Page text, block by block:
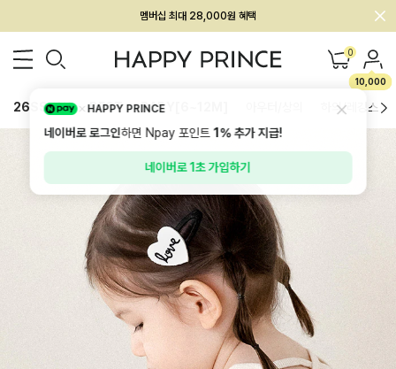
회원전용 아울렛, 가입하면 ~60% 할인!
멤버십 최대 28,000원 혜택 0
10,000
26SS 신상 BEST BABY[6~12M] 하의/레깅스
HAPPY PRINCE
네이버로 로그인하면 Npay 포인트1%추가 지급!
네이버로 1초 가입하기